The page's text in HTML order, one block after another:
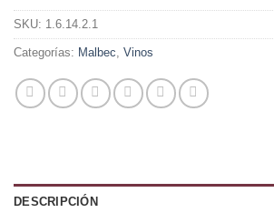
SKU: 1.6.14.2.1
Categorías: Malbec Vinos
DESCRIPCIÓN